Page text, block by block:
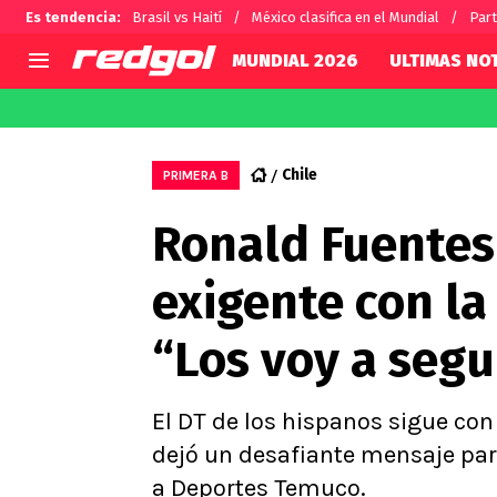
Es tendencia: Brasil vs Haití México clasifica en el Mundial
Selección Chilena
U de Chile
U Católica
Campeonato Nacional
Primera B
Segunda División
Copa Chile
Supercopa Chile
Campeonato Femenino
Alexis
Carlos
MUNDIAL 2026 ULTIMAS
PRIMERA B Chile
Ronald
exigente con
“Los voy a
El DT de los hispanos sigue
dejó un desafiante mensaje
a Deportes Temuco.